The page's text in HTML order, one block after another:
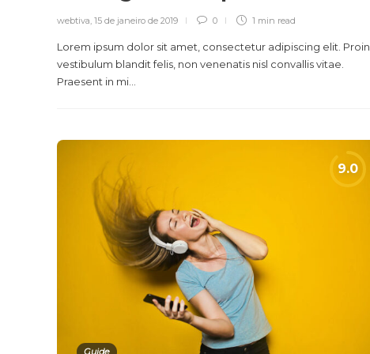
webtiva 15 de janeiro de 2019 0 1 min read
Lorem ipsum dolor sit amet, consectetur adipiscing elit. Proin
vestibulum blandit felis, non venenatis nisl convallis vitae.
Praesent in mi...
Guide